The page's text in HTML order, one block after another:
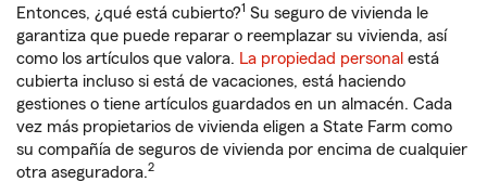
Entonces, ¿qué está cubierto?1 Su seguro de vivienda le
garantiza que puede reparar o reemplazar su vivienda, así
como los artículos que valora. La propiedad personal está
cubierta incluso si está de vacaciones, está haciendo
gestiones o tiene artículos guardados en un almacén. Cada
vez más propietarios de vivienda eligen a State Farm como
su compañía de seguros de vivienda por encima de cualquier
otra aseguradora.2